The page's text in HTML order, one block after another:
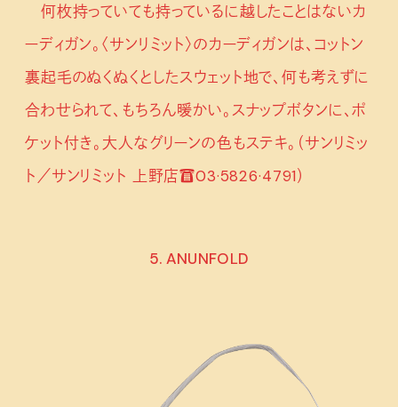
何枚持っていても持っているに越したことはないカ
ーディガン。〈サンリミット〉のカーディガンは、コットン
裏起毛のぬくぬくとしたスウェット地で、何も考えずに
合わせられて、もちろん暖かい。スナップボタンに、ポ
ケット付き。大人なグリーンの色もステキ。（サンリミッ
ト／サンリミット 上野店☎03·5826·4791）
5. ANUNFOLD